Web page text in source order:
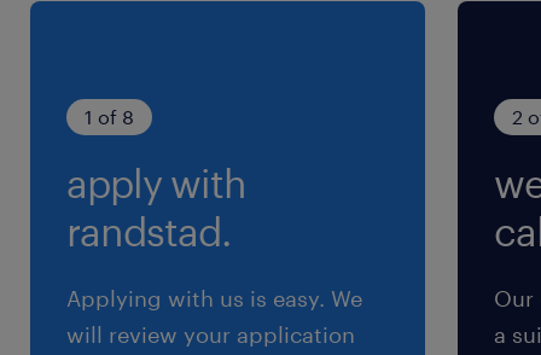
YES／有り
雇用期間
期間の定めなし
1 of 8
apply with
randstad.
Applying with us is easy. We
will review your application
2
Our
a